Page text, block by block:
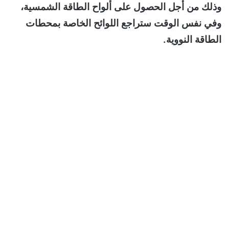
وذلك من أجل الحصول على ألواح الطاقة الشمسية،
وفي نفس الوقت ستراجع اللوائح الخاصة بمحطات
الطاقة النووية.